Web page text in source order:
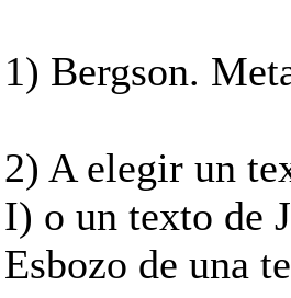
1) Bergson.
2) A elegir un
I) o un texto de
Esbozo de una